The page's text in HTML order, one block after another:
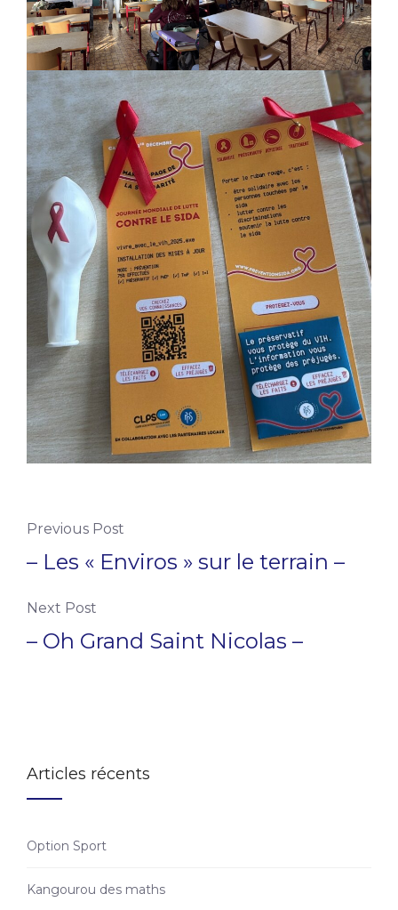
Previous Post
– Les « Enviros » sur le terrain –
Next Post
– Oh Grand Saint Nicolas –
Articles récents
Option Sport
Kangourou des maths